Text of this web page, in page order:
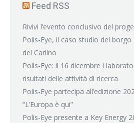
Feed RSS
Rivivi l’evento conclusivo del
Polis-Eye, il caso studio del
del Carlino
Polis-Eye: il 16 dicembre i
risultati delle attività di ricerca
Polis-Eye partecipa all’edizione
“L’Europa è qui”
Polis-Eye presente a Key Energy